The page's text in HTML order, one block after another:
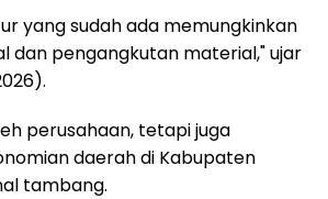
yang sudah ada memungkinkan
dan pengangkutan material," ujar
perusahaan, tetapi juga
daerah di Kabupaten
tambang.